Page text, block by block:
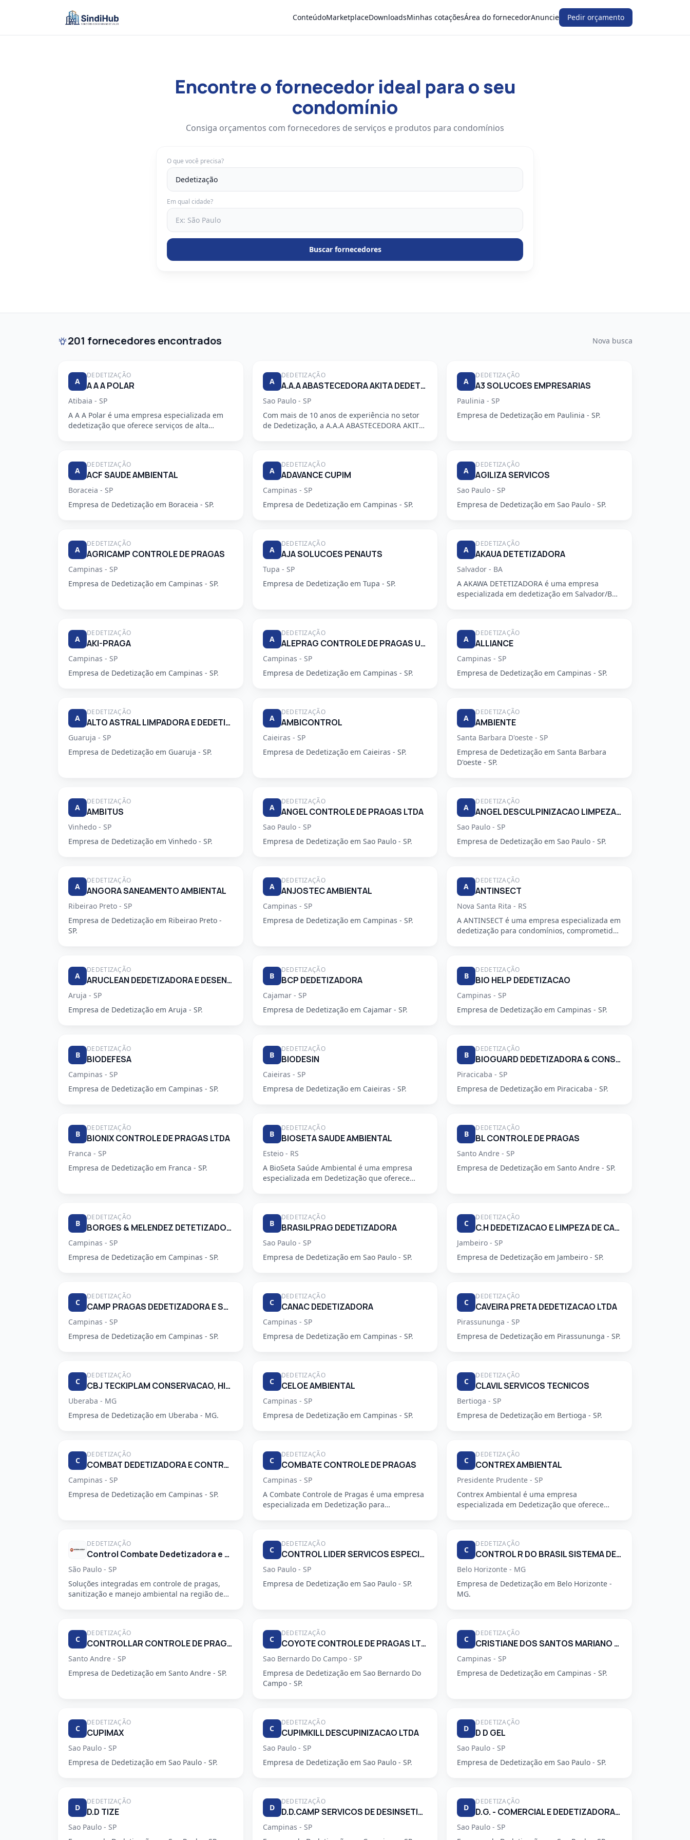
ConteúdoMarketplaceDownloadsMinhas cotaçõesÁrea do fornecedorAnuncie Pedir orçamento
Encontre o fornecedor ideal para o seu
condomínio
Consiga orçamentos com fornecedores de serviços e produtos para condomínios
O que você precisa?
Em qual cidade?
Buscar fornecedores
201 fornecedores encontrados Nova busca
A
DEDETIZAÇÃO
A A A POLAR
Atibaia - SP
A A A Polar é uma empresa especializada em
dedetização que oferece serviços de alta
A
DEDETIZAÇÃO
A.A.A ABASTECEDORA AKITA DEDETIZADORA S/S LTDA
Sao Paulo - SP
Com mais de 10 anos de experiência no setor
de Dedetização, a A.A.A ABASTECEDORA AKITA
A
DEDETIZAÇÃO
A3 SOLUCOES EMPRESARIAS
Paulinia - SP
Empresa de Dedetização em Paulinia - SP.
A
DEDETIZAÇÃO
ACF SAUDE AMBIENTAL
Boraceia - SP
Empresa de Dedetização em Boraceia - SP.
A
DEDETIZAÇÃO
ADAVANCE CUPIM
Campinas - SP
Empresa de Dedetização em Campinas - SP.
A
DEDETIZAÇÃO
AGILIZA SERVICOS
Sao Paulo - SP
Empresa de Dedetização em Sao Paulo - SP.
A
DEDETIZAÇÃO
AGRICAMP CONTROLE DE PRAGAS
Campinas - SP
Empresa de Dedetização em Campinas - SP.
A
DEDETIZAÇÃO
AJA SOLUCOES PENAUTS
Tupa - SP
Empresa de Dedetização em Tupa - SP.
A
DEDETIZAÇÃO
AKAUA DETETIZADORA
Salvador - BA
A AKAWA DETETIZADORA é uma empresa
especializada em dedetização em Salvador/BA,
A
DEDETIZAÇÃO
AKI-PRAGA
Campinas - SP
Empresa de Dedetização em Campinas - SP.
A
DEDETIZAÇÃO
ALEPRAG CONTROLE DE PRAGAS URBANAS LTDA
Campinas - SP
Empresa de Dedetização em Campinas - SP.
A
DEDETIZAÇÃO
ALLIANCE
Campinas - SP
Empresa de Dedetização em Campinas - SP.
A
DEDETIZAÇÃO
ALTO ASTRAL LIMPADORA E DEDETIZADORA
Guaruja - SP
Empresa de Dedetização em Guaruja - SP.
A
DEDETIZAÇÃO
AMBICONTROL
Caieiras - SP
Empresa de Dedetização em Caieiras - SP.
A
DEDETIZAÇÃO
AMBIENTE
Santa Barbara D'oeste - SP
Empresa de Dedetização em Santa Barbara
D'oeste - SP.
A
DEDETIZAÇÃO
AMBITUS
Vinhedo - SP
Empresa de Dedetização em Vinhedo - SP.
A
DEDETIZAÇÃO
ANGEL CONTROLE DE PRAGAS LTDA
Sao Paulo - SP
Empresa de Dedetização em Sao Paulo - SP.
A
DEDETIZAÇÃO
ANGEL DESCULPINIZACAO LIMPEZA E RESTAURACAO DE CAIXAS DAGUA E CONTROLE DE PRAGAS LTDA
Sao Paulo - SP
Empresa de Dedetização em Sao Paulo - SP.
A
DEDETIZAÇÃO
ANGORA SANEAMENTO AMBIENTAL
Ribeirao Preto - SP
Empresa de Dedetização em Ribeirao Preto -
SP.
A
DEDETIZAÇÃO
ANJOSTEC AMBIENTAL
Campinas - SP
Empresa de Dedetização em Campinas - SP.
A
DEDETIZAÇÃO
ANTINSECT
Nova Santa Rita - RS
A ANTINSECT é uma empresa especializada em
dedetização para condomínios, comprometida
A
DEDETIZAÇÃO
ARUCLEAN DEDETIZADORA E DESENTUPIDORA
Aruja - SP
Empresa de Dedetização em Aruja - SP.
B
DEDETIZAÇÃO
BCP DEDETIZADORA
Cajamar - SP
Empresa de Dedetização em Cajamar - SP.
B
DEDETIZAÇÃO
BIO HELP DEDETIZACAO
Campinas - SP
Empresa de Dedetização em Campinas - SP.
B
DEDETIZAÇÃO
BIODEFESA
Campinas - SP
Empresa de Dedetização em Campinas - SP.
B
DEDETIZAÇÃO
BIODESIN
Caieiras - SP
Empresa de Dedetização em Caieiras - SP.
B
DEDETIZAÇÃO
BIOGUARD DEDETIZADORA & CONSULTORIA LTDA
Piracicaba - SP
Empresa de Dedetização em Piracicaba - SP.
B
DEDETIZAÇÃO
BIONIX CONTROLE DE PRAGAS LTDA
Franca - SP
Empresa de Dedetização em Franca - SP.
B
DEDETIZAÇÃO
BIOSETA SAUDE AMBIENTAL
Esteio - RS
A BioSeta Saúde Ambiental é uma empresa
especializada em Dedetização que oferece
B
DEDETIZAÇÃO
BL CONTROLE DE PRAGAS
Santo Andre - SP
Empresa de Dedetização em Santo Andre - SP.
B
DEDETIZAÇÃO
BORGES & MELENDEZ DETETIZADORA LTDA
Campinas - SP
Empresa de Dedetização em Campinas - SP.
B
DEDETIZAÇÃO
BRASILPRAG DEDETIZADORA
Sao Paulo - SP
Empresa de Dedetização em Sao Paulo - SP.
C
DEDETIZAÇÃO
C.H DEDETIZACAO E LIMPEZA DE CAIXA D'AGUA LTDA
Jambeiro - SP
Empresa de Dedetização em Jambeiro - SP.
C
DEDETIZAÇÃO
CAMP PRAGAS DEDETIZADORA E SERVICOS DE LIMPEZA LTDA
Campinas - SP
Empresa de Dedetização em Campinas - SP.
C
DEDETIZAÇÃO
CANAC DEDETIZADORA
Campinas - SP
Empresa de Dedetização em Campinas - SP.
C
DEDETIZAÇÃO
CAVEIRA PRETA DEDETIZACAO LTDA
Pirassununga - SP
Empresa de Dedetização em Pirassununga - SP.
C
DEDETIZAÇÃO
CBJ TECKIPLAM CONSERVACAO, HIGIENIZACAO E LIMPEZA.
Uberaba - MG
Empresa de Dedetização em Uberaba - MG.
C
DEDETIZAÇÃO
CELOE AMBIENTAL
Campinas - SP
Empresa de Dedetização em Campinas - SP.
C
DEDETIZAÇÃO
CLAVIL SERVICOS TECNICOS
Bertioga - SP
Empresa de Dedetização em Bertioga - SP.
C
DEDETIZAÇÃO
COMBAT DEDETIZADORA E CONTROLE DE PRAGAS URBANAS
Campinas - SP
Empresa de Dedetização em Campinas - SP.
C
DEDETIZAÇÃO
COMBATE CONTROLE DE PRAGAS
Campinas - SP
A Combate Controle de Pragas é uma empresa
especializada em Dedetização para
C
DEDETIZAÇÃO
CONTREX AMBIENTAL
Presidente Prudente - SP
Contrex Ambiental é uma empresa
especializada em Dedetização que oferece
DEDETIZAÇÃO
Control Combate Dedetizadora e Desentupidora
São Paulo - SP
Soluções integradas em controle de pragas,
sanitização e manejo ambiental na região de
C
DEDETIZAÇÃO
CONTROL LIDER SERVICOS ESPECIALIZADOS LTDA
Sao Paulo - SP
Empresa de Dedetização em Sao Paulo - SP.
C
DEDETIZAÇÃO
CONTROL R DO BRASIL SISTEMA DE CONTROLE AMBIENTAL LTDA
Belo Horizonte - MG
Empresa de Dedetização em Belo Horizonte -
MG.
C
DEDETIZAÇÃO
CONTROLLAR CONTROLE DE PRAGAS URBANAS
Santo Andre - SP
Empresa de Dedetização em Santo Andre - SP.
C
DEDETIZAÇÃO
COYOTE CONTROLE DE PRAGAS LTDA
Sao Bernardo Do Campo - SP
Empresa de Dedetização em Sao Bernardo Do
Campo - SP.
C
DEDETIZAÇÃO
CRISTIANE DOS SANTOS MARIANO 34248553830
Campinas - SP
Empresa de Dedetização em Campinas - SP.
C
DEDETIZAÇÃO
CUPIMAX
Sao Paulo - SP
Empresa de Dedetização em Sao Paulo - SP.
C
DEDETIZAÇÃO
CUPIMKILL DESCUPINIZACAO LTDA
Sao Paulo - SP
Empresa de Dedetização em Sao Paulo - SP.
D
DEDETIZAÇÃO
D D GEL
Sao Paulo - SP
Empresa de Dedetização em Sao Paulo - SP.
D
DEDETIZAÇÃO
D.D TIZE
Sao Paulo - SP
D
DEDETIZAÇÃO
D.D.CAMP SERVICOS DE DESINSETIZACAO LTDA.
Campinas - SP
D
DEDETIZAÇÃO
D.G. - COMERCIAL E DEDETIZADORA GARCA LTDA
Sao Paulo - SP